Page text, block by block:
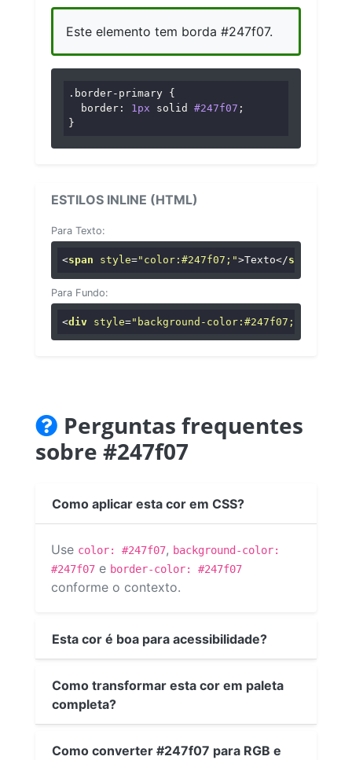
Este elemento tem borda #247f07.
.border-primary {
border : 1px solid #247f07 ;
}
ESTILOS INLINE (HTML)
Para Texto:
<span style="color:#247f07;">Texto</span
Para Fundo:
<div style="background-color:#247f07;"
Perguntas frequentes
sobre #247f07
Como aplicar esta cor em CSS?
Use color: #247f07, background-color:
#247f07 e border-color: #247f07
conforme o contexto.
Esta cor é boa para acessibilidade?
Como transformar esta cor em paleta
completa?
Como converter #247f07 para RGB e